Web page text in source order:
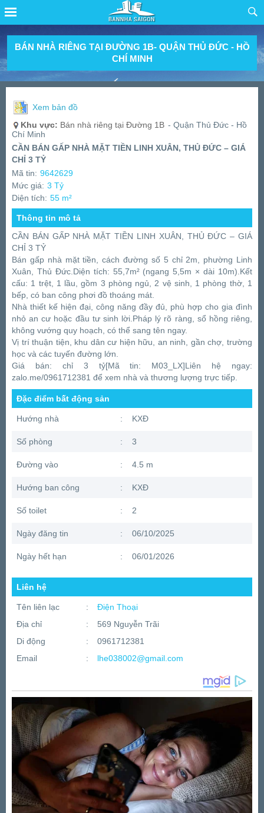
BÁN NHÀ RIÊNG TẠI ĐƯỜNG 1B- QUẬN THỦ ĐỨC - HỒ
CHÍ MINH
Xem bản đồ
Khu vực: Bán nhà riêng tại Đường 1B - Quận Thủ Đức - Hồ
Chí Minh
CẦN BÁN GẤP NHÀ MẶT TIỀN LINH XUÂN, THỦ ĐỨC – GIÁ
CHỈ 3 TỶ
Mã tin: 9642629
Mức giá: 3 Tỷ
Diện tích: 55 m²
Thông tin mô tả
CẦN BÁN GẤP NHÀ MẶT TIỀN LINH XUÂN, THỦ ĐỨC – GIÁ
CHỈ 3 TỶ
Bán gấp nhà mặt tiền, cách đường số 5 chỉ 2m, phường Linh
Xuân, Thủ Đức.Diện tích: 55,7m² (ngang 5,5m × dài 10m).Kết
cấu: 1 trệt, 1 lầu, gồm 3 phòng ngủ, 2 vệ sinh, 1 phòng thờ, 1
bếp, có ban công phơi đồ thoáng mát.
Nhà thiết kế hiện đại, công năng đầy đủ, phù hợp cho gia đình
nhỏ an cư hoặc đầu tư sinh lời.Pháp lý rõ ràng, sổ hồng riêng,
không vướng quy hoạch, có thể sang tên ngay.
Vị trí thuận tiện, khu dân cư hiện hữu, an ninh, gần chợ, trường
học và các tuyến đường lớn.
Giá bán: chỉ 3 tỷ[Mã tin: M03_LX]Liên hệ ngay:
zalo.me/0961712381 để xem nhà và thương lượng trực tiếp.
Đặc điểm bất động sản
Hướng nhà : KXĐ
Số phòng : 3
Đường vào : 4.5 m
Hướng ban công : KXĐ
Số toilet : 2
Ngày đăng tin : 06/10/2025
Ngày hết hạn : 06/01/2026
Liên hệ
Tên liên lạc :
Điện Thoại
Địa chỉ
:
569 Nguyễn Trãi
Di động
:
0961712381
Email
: lhe038002@gmail.com